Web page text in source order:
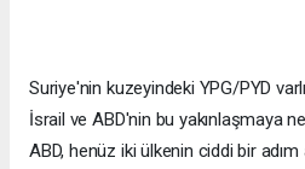
Suriye'nin kuzeyindeki YPG/PYD
İsrail ve ABD'nin bu yakınlaşmaya
ABD, henüz iki ülkenin ciddi bir